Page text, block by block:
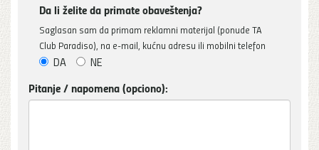
Da li želite da primate obaveštenja?
Saglasan sam da primam reklamni materijal (ponude TA
Club Paradiso), na e-mail, kućnu adresu ili mobilni telefon
DA NE
Pitanje / napomena (opciono):